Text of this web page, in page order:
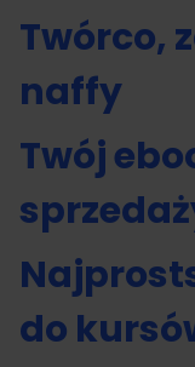
Twórco,
naffy
Twój
do